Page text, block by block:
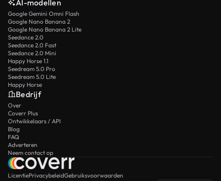
AI-modellen
Google Gemini Omni Flash
Google Nano Banana 2
Google Nano Banana 2 Lite
Seedance 2.0
Seedance 2.0 Fast
Seedance 2.0 Mini
Happy Horse 1.1
Seedream 5.0 Pro
Seedream 5.0 Lite
Happy Horse
Bedrijf
Over
Coverr Plus
Ontwikkelaars / API
Blog
FAQ
Adverteren
Neem contact op
LicentiePrivacybeleidGebruiksvoorwaarden